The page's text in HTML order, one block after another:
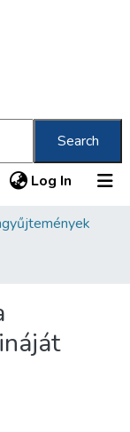
Search
Log In (current)